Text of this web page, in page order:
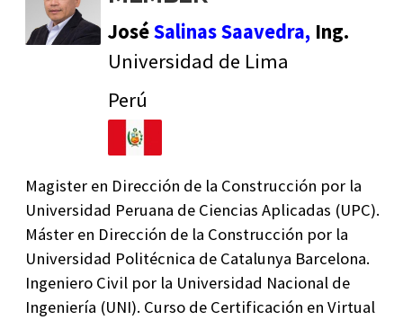
JoséSalinas Saavedra, Ing.
Universidad de Lima
Perú
Magister en Dirección de la Construcción por la
Universidad Peruana de Ciencias Aplicadas (UPC).
Máster en Dirección de la Construcción por la
Universidad Politécnica de Catalunya Barcelona.
Ingeniero Civil por la Universidad Nacional de
Ingeniería (UNI). Curso de Certificación en Virtual